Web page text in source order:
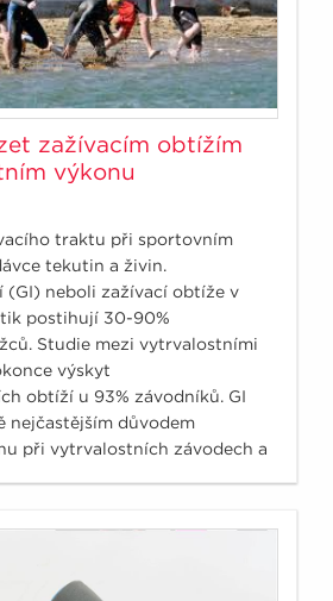
zažívacím obtížím
výkonu
traktu při sportovním
tekutin a živin.
(GI) neboli zažívací obtíže v
postihují 30-90%
Studie mezi vytrvalostními
výskyt
obtíží u 93% závodníků. GI
nejčastějším důvodem
při vytrvalostních závodech a